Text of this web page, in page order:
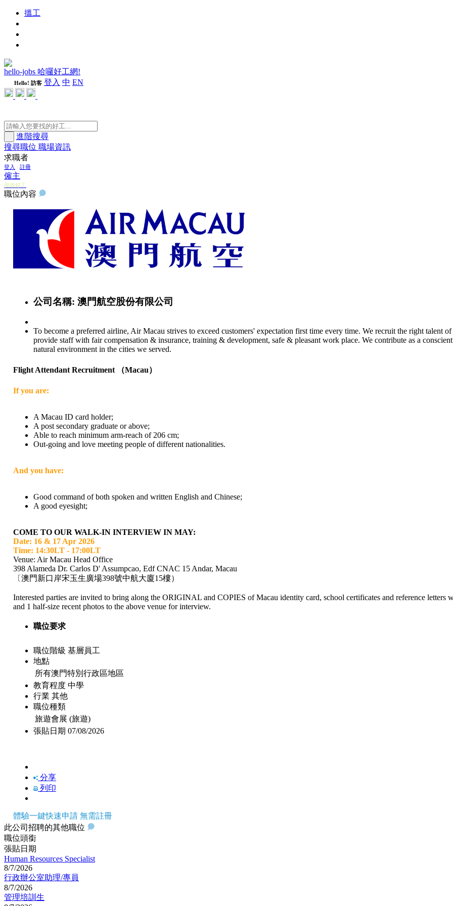
搵工
hello-jobs 哈囉好工網!
Hello! 訪客 登入 中 EN
進階搜尋
搜尋職位 職場資訊
求職者
登入 / 註冊
僱主
發放好工
職位內容
公司名稱: 澳門航空股份有限公司
To become a preferred airline, Air Macau strives to exceed customers' expectation first time every time. We recruit the right talent
provide staff with fair compensation & insurance, training & development, safe & pleasant work place. We contribute as a
natural environment in the cities we served.
Flight Attendant Recruitment （Macau）
If you are:
A Macau ID card holder;
A post secondary graduate or above;
Able to reach minimum arm-reach of 206 cm;
Out-going and love meeting people of different nationalities.
And you have:
Good command of both spoken and written English and Chinese;
A good eyesight;
COME TO OUR WALK-IN INTERVIEW IN MAY:
Date: 16 & 17 Apr 2026
Time: 14:30LT - 17:00LT
Venue: Air Macau Head Office
398 Alameda Dr. Carlos D' Assumpcao, Edf CNAC 15 Andar, Macau
〔澳門新口岸宋玉生廣場398號中航大廈15樓）
Interested parties are invited to bring along the ORIGINAL and COPIES of Macau identity card, school certificates and reference letters
and 1 half-size recent photos to the above venue for interview.
職位要求
職位階級 基層員工
地點
所有澳門特別行政區地區
教育程度 中學
行業 其他
職位種類
旅遊會展 (旅遊)
張貼日期 07/08/2026
分享
列印
體驗一鍵快速申請 無需註冊
此公司招聘的其他職位
職位頭銜
張貼日期
Human Resources Specialist
8/7/2026
行政辦公室助理/專員
8/7/2026
管理培訓生